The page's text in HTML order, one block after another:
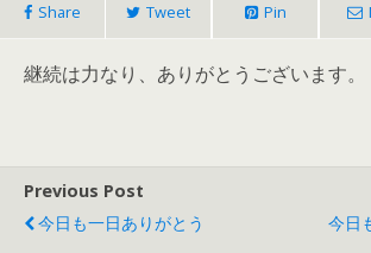
Share Tweet Pin
継続は力なり、ありがとうございます。
Previous Post
今日も一日ありがとう
今日